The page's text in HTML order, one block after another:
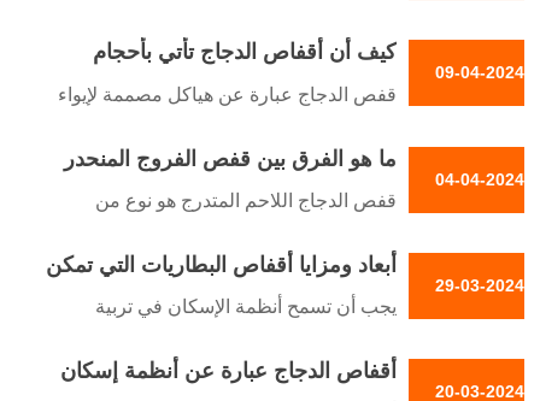
عنها لمربي الدواجن في جميع أنحاء العالم.
يتميز قفص الدجاج الطبقي بهيكله المتدرج، مع
كل على حدة
09-04-2024
كيف أن أقفاص الدجاج تأتي بأحجام
وتكوينات مختلفة مما يسهل على المزارعين
مراقبة ورعاية الطيور العاملة
قفص الدجاج عبارة عن هياكل مصممة لإيواء
لضمان سلامته ورفاهيته. تأتي أقفاص الدجاج
بأنواع وأحجام مختلفة حسب الاحتياجات
04-04-2024
ما هو الفرق بين قفص الفروج المنحدر
وقفص الفروج المكدس لتوفير بيئة مريحة
للدجاج
قفص الدجاج اللاحم المتدرج هو نوع من
يُربى لإنتاج اللحوم
29-03-2024
أبعاد ومزايا أقفاص البطاريات التي تمكن
المزارع من إنتاج كمية كبيرة من البيض في
مساحة صغيرة نسبياً
يجب أن تسمح أنظمة الإسكان في تربية
حيث يمكنها العثور على مجموعة واسعة من
20-03-2024
أقفاص الدجاج عبارة عن أنظمة إسكان